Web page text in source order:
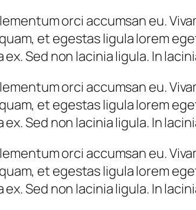
orci accumsan eu.
et egestas ligula lorem
Sed non lacinia ligula. In
orci accumsan eu.
et egestas ligula lorem
Sed non lacinia ligula. In
orci accumsan eu.
et egestas ligula lorem
Sed non lacinia ligula. In